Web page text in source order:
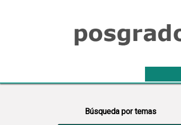
Búsqueda por temas